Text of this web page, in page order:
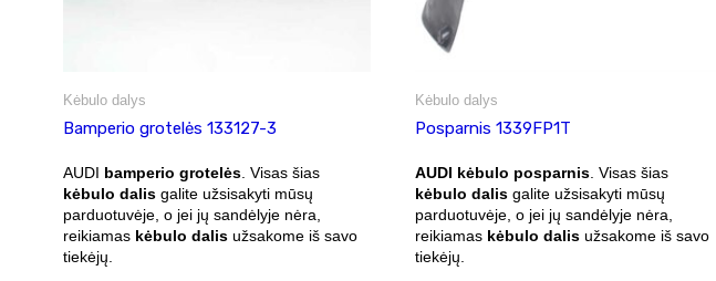
Kėbulo dalys
Bamperio grotelės 133127-3
AUDI bamperio grotelės . Visas šias
kėbulo dalis galite užsisakyti mūsų
parduotuvėje, o jei jų sandėlyje nėra,
reikiamas kėbulo dalis užsakome iš savo
tiekėjų.
Kėbulo dalys
Posparnis 1339FP1T
AUDI kėbulo posparnis. Visas šias
kėbulo dalisgalite užsisakyti mūsų
parduotuvėje, o jei jų sandėlyje nėra,
reikiamas kėbulo dalisužsakome iš savo
tiekėjų.